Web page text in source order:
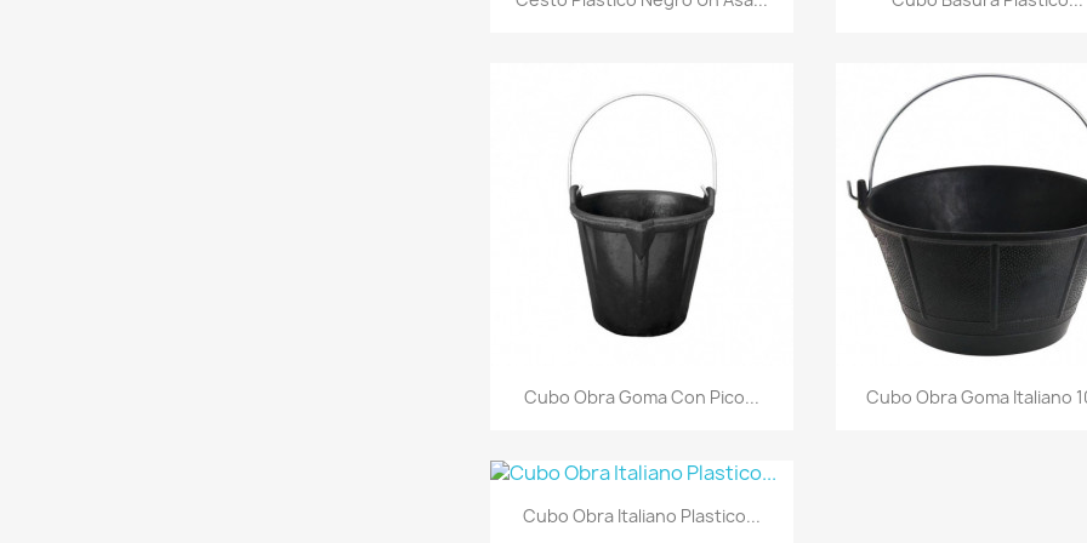
Vista rápida
Cubo Obra Goma Con Pico... Vista rápida
Cubo Obra Goma Italiano
Vista rápida
Cubo Obra Italiano Plastico...